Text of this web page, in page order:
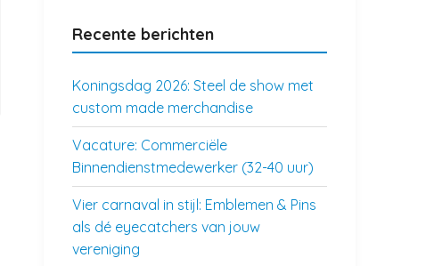
Recente berichten
Koningsdag 2026: Steel de show met
custom made merchandise
Vacature: Commerciële
Binnendienstmedewerker (32-40 uur)
Vier carnaval in stijl: Emblemen & Pins
als dé eyecatchers van jouw
vereniging